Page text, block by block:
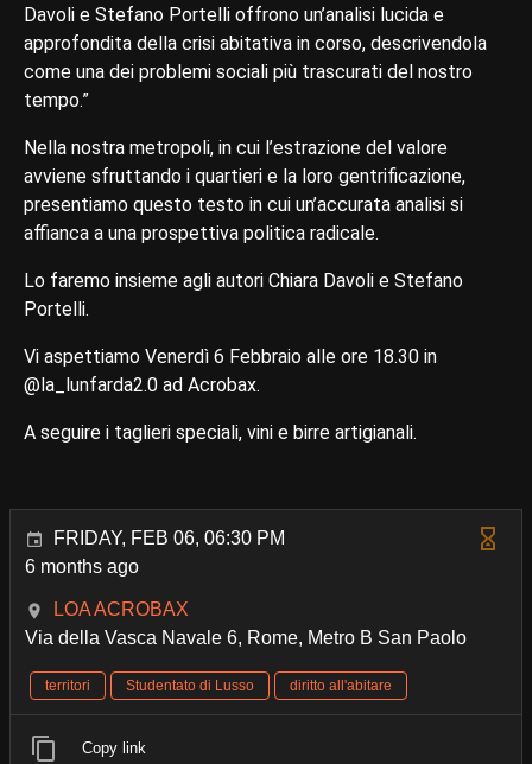
Davoli e Stefano Portelli offrono un’analisi lucida e
approfondita della crisi abitativa in corso, descrivendola
come una dei problemi sociali più trascurati del nostro
tempo.”
Nella nostra metropoli, in cui l’estrazione del valore
avviene sfruttando i quartieri e la loro gentrificazione,
presentiamo questo testo in cui un’accurata analisi si
affianca a una prospettiva politica radicale.
Lo faremo insieme agli autori Chiara Davoli e Stefano
Portelli.
Vi aspettiamo Venerdì 6 Febbraio alle ore 18.30 in
@la_lunfarda2.0 ad Acrobax.
A seguire i taglieri speciali, vini e birre artigianali.
FRIDAY, FEB 06, 06:30 PM
6 months ago
LOA ACROBAX
Via della Vasca Navale 6, Rome, Metro B San Paolo
territori Studentato di Lusso diritto all'abitare
Copy link